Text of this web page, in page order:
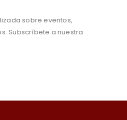
sobre eventos,
Subscríbete a nuestra